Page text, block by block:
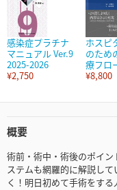
感染症プラチナ
マニュアル Ver.9
2025-2026
¥2,750
ホスピ
のため
療フロ
¥8,800
概要
術前・術中・術後のポイ
ステムも網羅的に解説し
く！明日初めて手術をす